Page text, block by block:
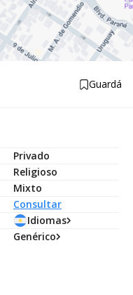
Guardá
Privado
Religioso
Mixto
Consultar
Idiomas
Genérico